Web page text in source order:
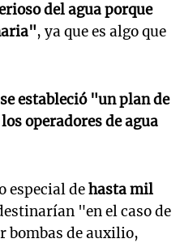
del agua porque
, ya que es algo que
se estableció "un plan de
operadores de agua
especial dehasta mil
"en el caso de
bombas de auxilio,